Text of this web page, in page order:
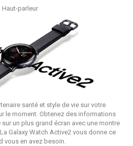
Haut-parleur
santé et style de vie sur votre
le moment. Obtenez des informations
un plus grand écran avec une montre
Galaxy Watch Active2 vous donne ce
vous en avez besoin.